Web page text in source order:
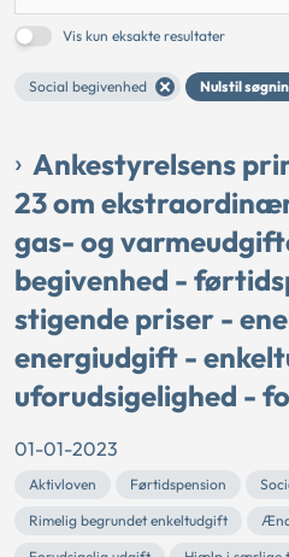
Vis kun eksakte resultater
Social begivenhed Nulstil
Ankestyrelsens
23 om
gas- og
begivenhed -
stigende priser -
energiudgift -
uforudsigelighed -
01-01-2023
Aktivloven Førtidspension
Rimelig begrundet enkeltudgift